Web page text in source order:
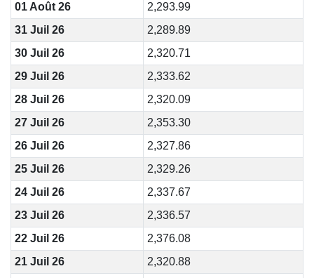
01 Août 26
2,293.99
31 Juil 26
2,289.89
30 Juil 26
2,320.71
29 Juil 26
2,333.62
28 Juil 26
2,320.09
27 Juil 26
2,353.30
26 Juil 26
2,327.86
25 Juil 26
2,329.26
24 Juil 26
2,337.67
23 Juil 26
2,336.57
22 Juil 26
2,376.08
21 Juil 26
2,320.88